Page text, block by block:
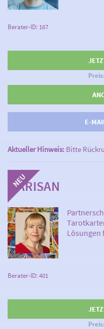
Berater-ID: 167
E-
Aktueller Hinweis: Bitte
MARISAN
Lösungen
Berater-ID: 401